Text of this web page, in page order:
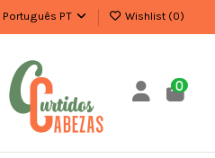
Português PT Wishlist (0)
0